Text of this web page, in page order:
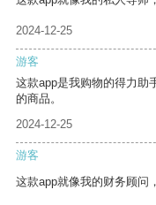
2024-12-25
游客
这款app是我购物的得力助
的商品。
2024-12-25
游客
这款app就像我的财务顾问